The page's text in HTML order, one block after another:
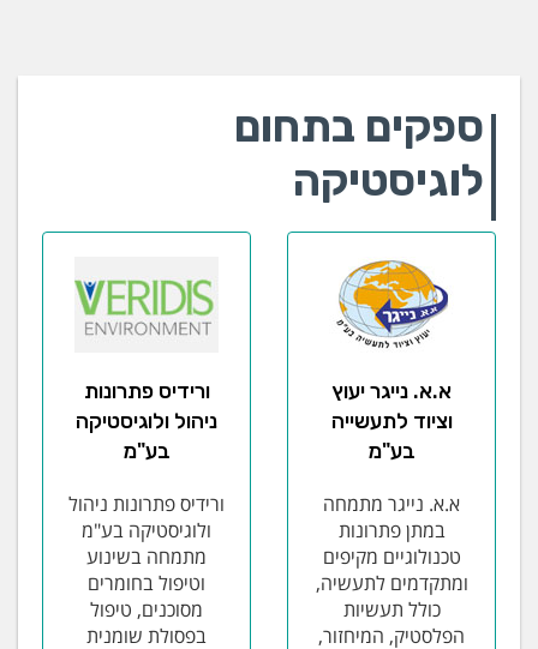
ספקים בתחום
לוגיסטיקה
א.א. נייגר יעוץ
וציוד לתעשייה
בע"מ
א.א. נייגר מתמחה
במתן פתרונות
טכנולוגיים מקיפים
ומתקדמים לתעשיה,
כולל תעשיות
הפלסטיק, המיחזור,
ורידיס פתרונות
ניהול ולוגיסטיקה
בע"מ
ורידיס פתרונות ניהול
ולוגיסטיקה בע"מ
מתמחה בשינוע
וטיפול בחומרים
מסוכנים, טיפול
בפסולת שומנית